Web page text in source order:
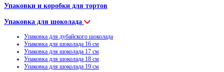
Упаковки и коробки для тортов
Упаковка для шоколада
Упаковка для дубайского шоколада
Упаковка для шоколада 16 см
Упаковка для шоколада 17 см
Упаковка для шоколада 18 см
Упаковка для шоколада 19 см